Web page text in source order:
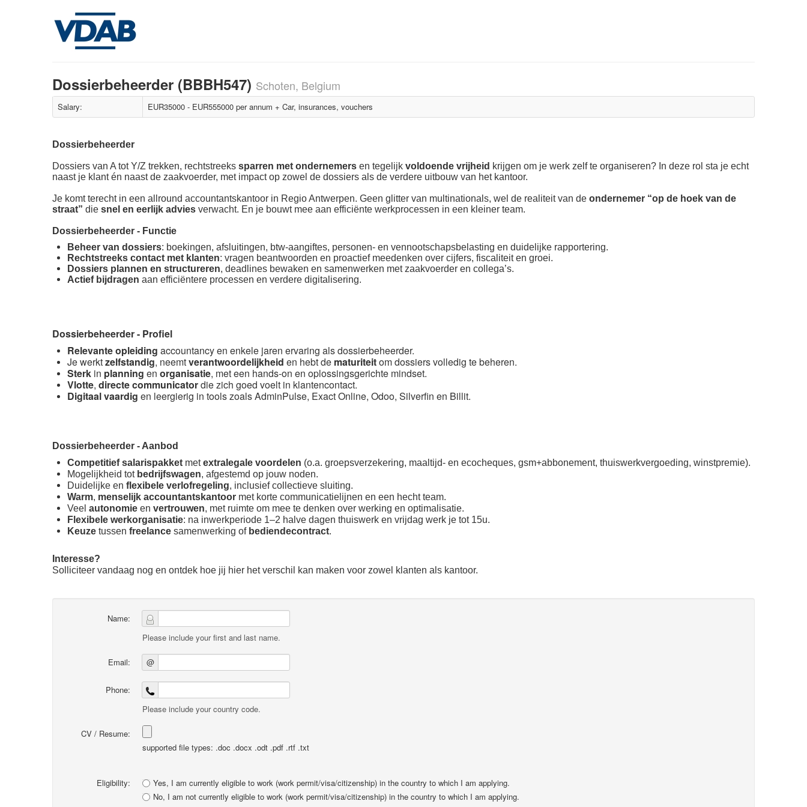
Dossierbeheerder (BBBH547) Schoten, Belgium
Salary: EUR35000 - EUR555000 per annum + Car, insurances, vouchers
Dossierbeheerder
Dossiers van A tot Y/Z trekken, rechtstreeks sparren met ondernemers en tegelijk voldoende vrijheid krijgen om je werk zelf te organiseren? In deze rol sta je echt
naast je klant én naast de zaakvoerder, met impact op zowel de dossiers als de verdere uitbouw van het kantoor.
Je komt terecht in een allround accountantskantoor in Regio Antwerpen. Geen glitter van multinationals, wel de realiteit van de ondernemer “op de hoek van de
straat” die snel en eerlijk advies verwacht. En je bouwt mee aan efficiënte werkprocessen in een kleiner team.
Dossierbeheerder - Functie
Beheer van dossiers: boekingen, afsluitingen, btw-aangiftes, personen- en vennootschapsbelasting en duidelijke rapportering.
Rechtstreeks contact met klanten: vragen beantwoorden en proactief meedenken over cijfers, fiscaliteit en groei.
Dossiers plannen en structureren, deadlines bewaken en samenwerken met zaakvoerder en collega’s.
Actief bijdragen aan efficiëntere processen en verdere digitalisering.
Dossierbeheerder- Profiel
Relevante opleiding accountancy en enkele jaren ervaring als dossierbeheerder.
Je werktzelfstandig, neemtverantwoordelijkheid en hebt de maturiteitom dossiers volledig te beheren.
Sterk in planning en organisatie, met een hands-on en oplossingsgerichte mindset.
Vlotte, directe communicatordie zich goed voelt in klantencontact.
Digitaal vaardig en leergierig in tools zoals AdminPulse, Exact Online, Odoo, Silverfin en Billit.
Dossierbeheerder - Aanbod
Competitief salarispakket metextralegale voordelen (o.a. groepsverzekering, maaltijd- en ecocheques, gsm+abbonement, thuiswerkvergoeding, winstpremie).
Mogelijkheid tot bedrijfswagen, afgestemd op jouw noden.
Duidelijke en flexibele verlofregeling, inclusief collectieve sluiting.
Warm, menselijk accountantskantoor met korte communicatielijnen en een hecht team.
Veel autonomie en vertrouwen, met ruimte om mee te denken over werking en optimalisatie.
Flexibele werkorganisatie: na inwerkperiode 1–2 halve dagen thuiswerk en vrijdag werk je tot 15u.
Keuze tussen freelance samenwerking of bediendecontract.
Interesse?
Solliciteer vandaag nog en ontdek hoe jij hier het verschil kan maken voor zowel klanten als kantoor.
Name:
Please include your first and last name.
Email: @
Phone:
Please include your country code.
CV / Resume:
supported file types: .doc .docx .odt .pdf .rtf .txt
Eligibility:
Yes, I am currently eligible to work (work permit/visa/citizenship) in the country to which I am applying.
No, I am not currently eligible to work (work permit/visa/citizenship) in the country to which I am applying.